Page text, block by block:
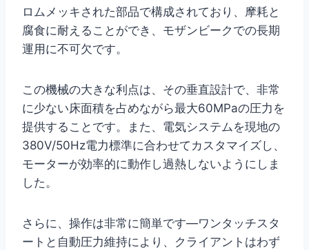
ロムメッキされた部品で構成されており、摩耗と
腐食に耐えることができ、モザンビークでの長期
運用に不可欠です。
この機械の大きな利点は、その垂直設計で、非常
に少ない床面積を占めながら最大60MPaの圧力を
提供することです。また、電気システムを現地の
380V/50Hz電力標準に合わせてカスタマイズし、
モーターが効率的に動作し過熱しないようにしま
した。
さらに、操作は非常に簡単です—ワンタッチスタ
ートと自動圧力維持により、クライアントはわず